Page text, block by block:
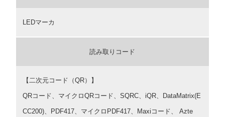
LEDマーカ
読み取りコード
【二次元コード（QR）】
QRコード、マイクロQRコード、SQRC、iQR、DataMatrix(E
CC200)、PDF417、マイクロPDF417、Maxiコード、 Azte